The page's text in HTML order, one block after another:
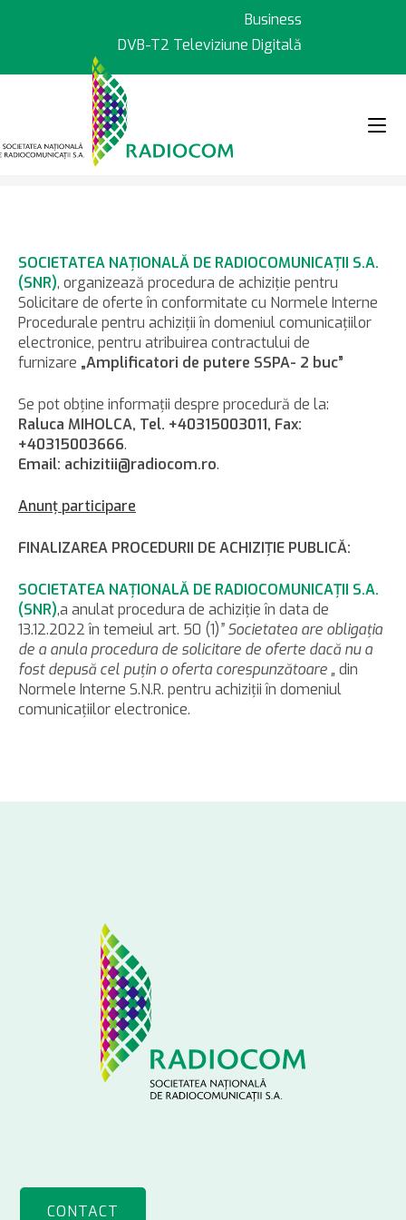
Business
DVB-T2 Televiziune Digitală
> Anunțuri achiziții
SOCIETATEA NAŢIONALĂ DE RADIOCOMUNICAŢII S.A.
(SNR), organizează procedura de achiziţie pentru
Solicitare de oferte în conformitate cu Normele Interne
Procedurale pentru achiziţii în domeniul comunicaţiilor
electronice, pentru atribuirea contractului de
furnizare „Amplificatori de putere SSPA- 2 buc”
Se pot obţine informaţii despre procedură de la:
Raluca MIHOLCA, Tel. +40315003011, Fax:
+40315003666.
Email: achizitii@radiocom.ro.
Anunţ participare
FINALIZAREA PROCEDURII DE ACHIZIŢIE PUBLICĂ:
SOCIETATEA NAŢIONALĂ DE RADIOCOMUNICAŢII S.A.
(SNR),a anulat procedura de achiziţie în data de
13.12.2022 în temeiul art. 50 (1)” Societatea are obligaţia
de a anula procedura de solicitare de oferte dacă nu a
fost depusă cel puţin o oferta corespunzătoare „din
Normele Interne S.N.R. pentru achiziţii în domeniul
comunicaţiilor electronice.
CONTACT